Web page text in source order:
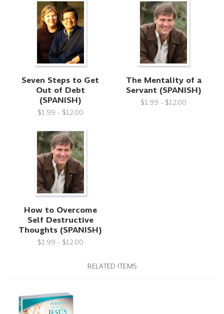
Seven Steps to Get
Out of Debt
(SPANISH)
$1.99 - $12.00
The Mentality of a
Servant (SPANISH)
$1.99 - $12.00
How to Overcome
Self Destructive
Thoughts (SPANISH)
$1.99 - $12.00
RELATED ITEMS